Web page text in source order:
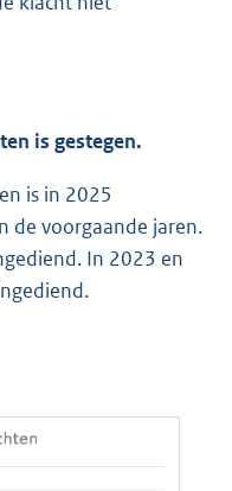
is gestegen.
is in 2025
de voorgaande jaren.
In 2023 en